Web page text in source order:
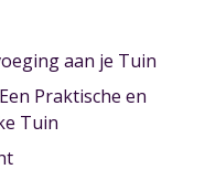
aan je Tuin
Praktische en
Tuin